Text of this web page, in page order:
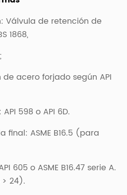
Válvula de retención de
1868,
acero forjado según API
598 o API 6D.
final: ASME B16.5 (para
605 o ASME B16.47 serie A.
> 24).